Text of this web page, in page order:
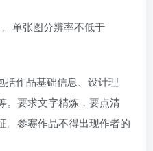
单张图分辨率不低于
作品基础信息、设计理
。要求文字精炼，要点清
。参赛作品不得出现作者的